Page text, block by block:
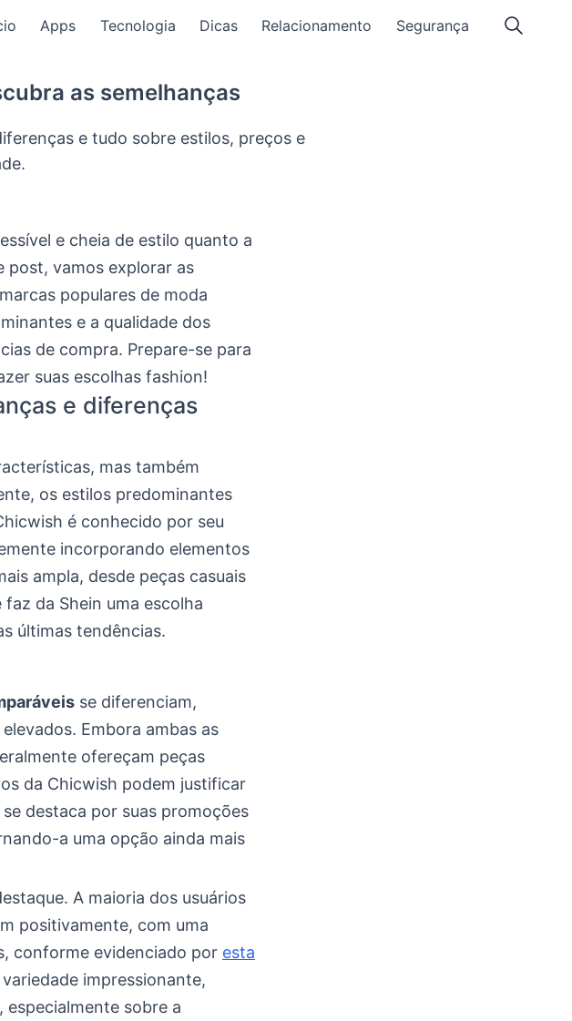
Apps Tecnologia Dicas Relacionamento Segurança
as semelhanças
e tudo sobre estilos, preços e
e cheia de estilo quanto a
post, vamos explorar as
populares de moda
e a qualidade dos
de compra. Prepare-se para
suas escolhas fashion!
e diferenças
mas também
os estilos predominantes
é conhecido por seu
incorporando elementos
ampla, desde peças casuais
da Shein uma escolha
últimas tendências.
se diferenciam,
Embora ambas as
ofereçam peças
da Chicwish podem justificar
destaca por suas promoções
a uma opção ainda mais
A maioria dos usuários
positivamente, com uma
conforme evidenciado por esta
impressionante,
sobre a